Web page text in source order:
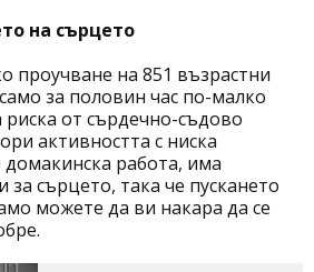
на сърцето
проучване на 851 възрастни
за половин час по-малко
от сърдечно-съдово
активността с ниска
домакинска работа, има
за сърцето, така че пускането
можете да ви накара да се